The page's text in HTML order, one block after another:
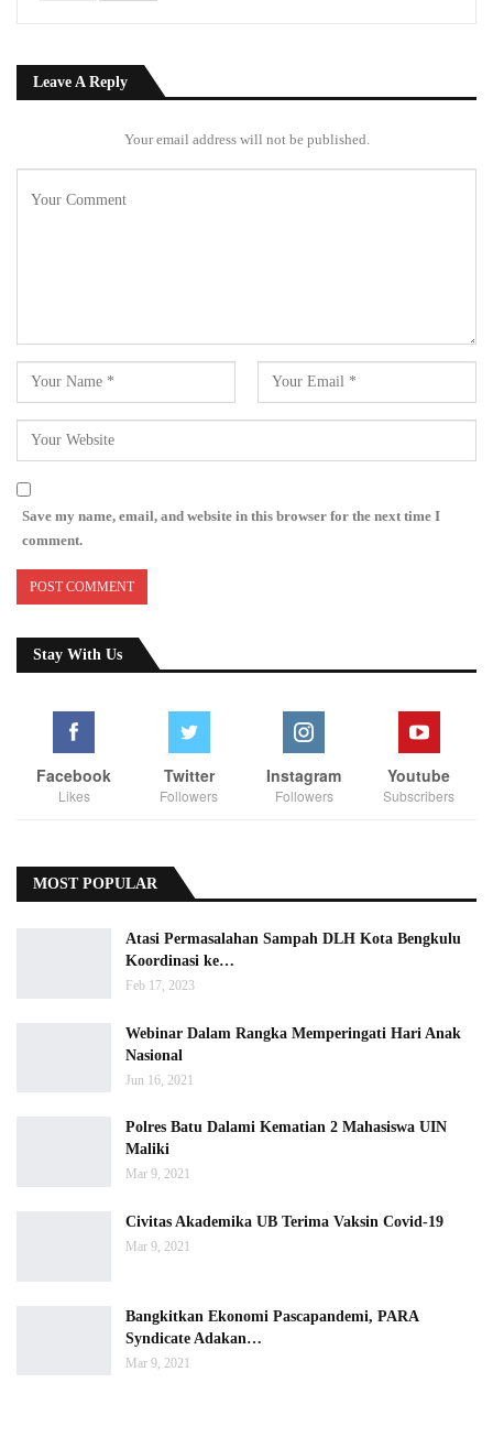
Leave A Reply
Your email address will not be published.
Save my name, email, and website in this browser for the next time I
comment.
Stay With Us
Facebook
Likes
Twitter
Followers
Instagram
Followers
Youtube
Subscribers
MOST POPULAR
Atasi Permasalahan Sampah DLH Kota Bengkulu
Koordinasi ke…
Feb 17, 2023
Webinar Dalam Rangka Memperingati Hari Anak
Nasional
Jun 16, 2021
Polres Batu Dalami Kematian 2 Mahasiswa UIN
Maliki
Mar 9, 2021
Civitas Akademika UB Terima Vaksin Covid-19
Mar 9, 2021
Bangkitkan Ekonomi Pascapandemi, PARA
Syndicate Adakan…
Mar 9, 2021